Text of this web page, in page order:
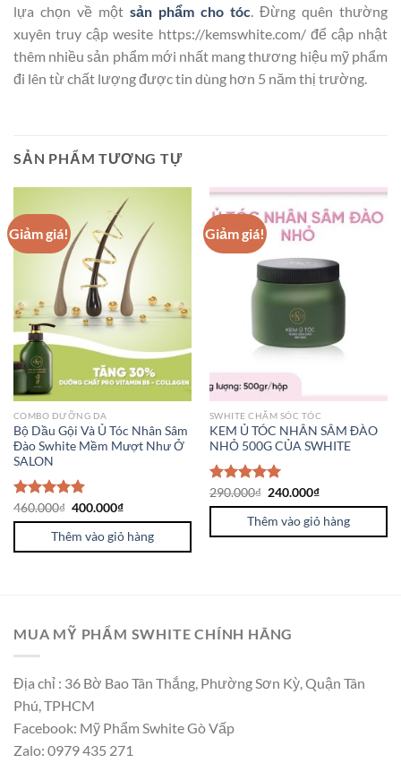
lựa chọn về một sản phẩm cho tóc. Đừng quên thường
xuyên truy cập wesite https://kemswhite.com/ để cập nhật
thêm nhiều sản phẩm mới nhất mang thương hiệu mỹ phẩm
đi lên từ chất lượng được tin dùng hơn 5 năm thị trường.
SẢN PHẨM TƯƠNG TỰ
Giảm giá!
COMBO DƯỠNG DA
Bộ Dầu Gội Và Ủ Tóc Nhân Sâm
Đào Swhite Mềm Mượt Như Ở
SALON
Được xếp
hạng5.00
460.000₫ 400.000₫
Thêm vào giỏ hàng
Giảm giá!
SWHITE CHĂM SÓC TÓC
KEM Ủ TÓC NHÂN SÂM ĐÀO
NHỎ 500G CỦA SWHITE
Được xếp
hạng5.00
290.000₫ 240.000₫
Thêm vào giỏ hàng
MUA MỸ PHẨM SWHITE CHÍNH HÃNG
Địa chỉ : 36 Bờ Bao Tân Thắng, Phường Sơn Kỳ, Quận Tân
Phú, TPHCM
Facebook: Mỹ Phẩm Swhite Gò Vấp
Zalo: 0979 435 271